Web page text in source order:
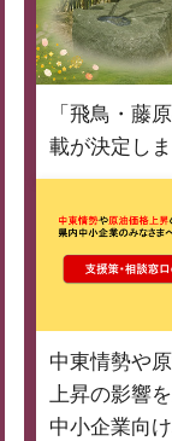
「飛鳥・藤
載が決定しま
中東情勢や
上昇の影響
中小企業向